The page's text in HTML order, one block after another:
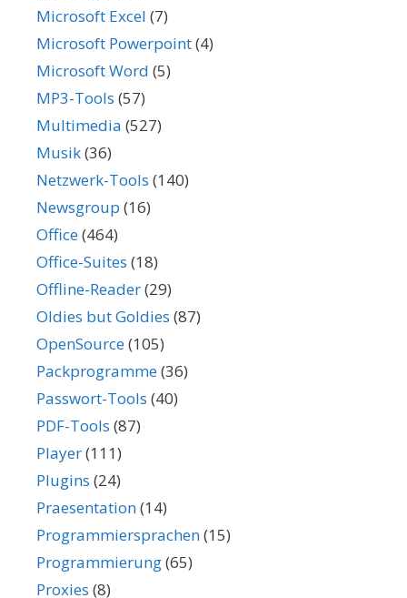
Microsoft Excel (7)
Microsoft Powerpoint(4)
Microsoft Word (5)
MP3-Tools (57)
Multimedia (527)
Musik(36)
Netzwerk-Tools (140)
Newsgroup (16)
Office(464)
Office-Suites (18)
Offline-Reader(29)
Oldies but Goldies (87)
OpenSource(105)
Packprogramme(36)
Passwort-Tools (40)
PDF-Tools (87)
Player(111)
Plugins (24)
Praesentation(14)
Programmiersprachen(15)
Programmierung(65)
Proxies (8)